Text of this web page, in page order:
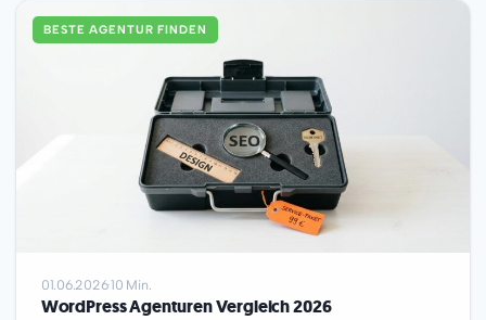
BESTE AGENTUR FINDEN
01.06.2026·10 Min.
WordPress Agenturen Vergleich 2026